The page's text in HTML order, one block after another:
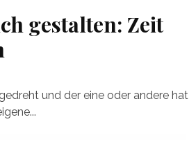
gestalten: Zeit
und der eine oder andere hat